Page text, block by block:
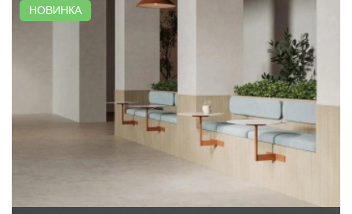
НОВИНКА